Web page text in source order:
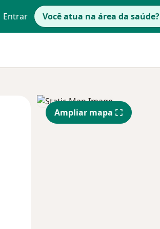
Entrar Você atua na área da saúde?
Qui,
13 Ago
Sex,
14 Ago
Ampliar mapa